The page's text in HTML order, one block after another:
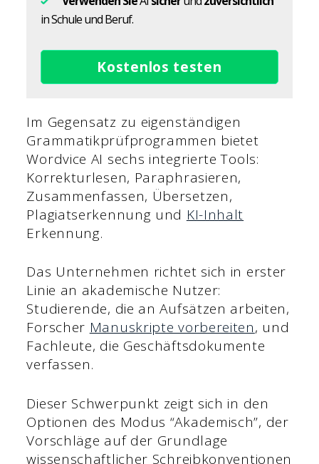
in Schule und Beruf.
Kostenlos testen
Im Gegensatz zu eigenständigen
Grammatikprüfprogrammen bietet
Wordvice AI sechs integrierte Tools:
Korrekturlesen, Paraphrasieren,
Zusammenfassen, Übersetzen,
Plagiatserkennung und KI-Inhalt
Erkennung.
Das Unternehmen richtet sich in erster
Linie an akademische Nutzer:
Studierende, die an Aufsätzen arbeiten,
Forscher Manuskripte vorbereiten, und
Fachleute, die Geschäftsdokumente
verfassen.
Dieser Schwerpunkt zeigt sich in den
Optionen des Modus “Akademisch”, der
Vorschläge auf der Grundlage
wissenschaftlicher Schreibkonventionen